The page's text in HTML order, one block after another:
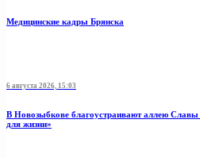
Медицинские кадры Брянска
6 августа 2026, 15:03
В Новозыбкове благоустраивают аллею Славы
для жизни»